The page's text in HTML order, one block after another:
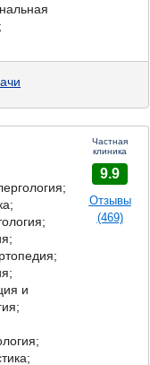
и
Частная
клиника
9.9
Отзывы
(469)